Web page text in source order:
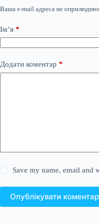
Ваша e-mail адреса не
Ім’я *
Додати коментар *
Save my name, email and
Опублікувати коментар